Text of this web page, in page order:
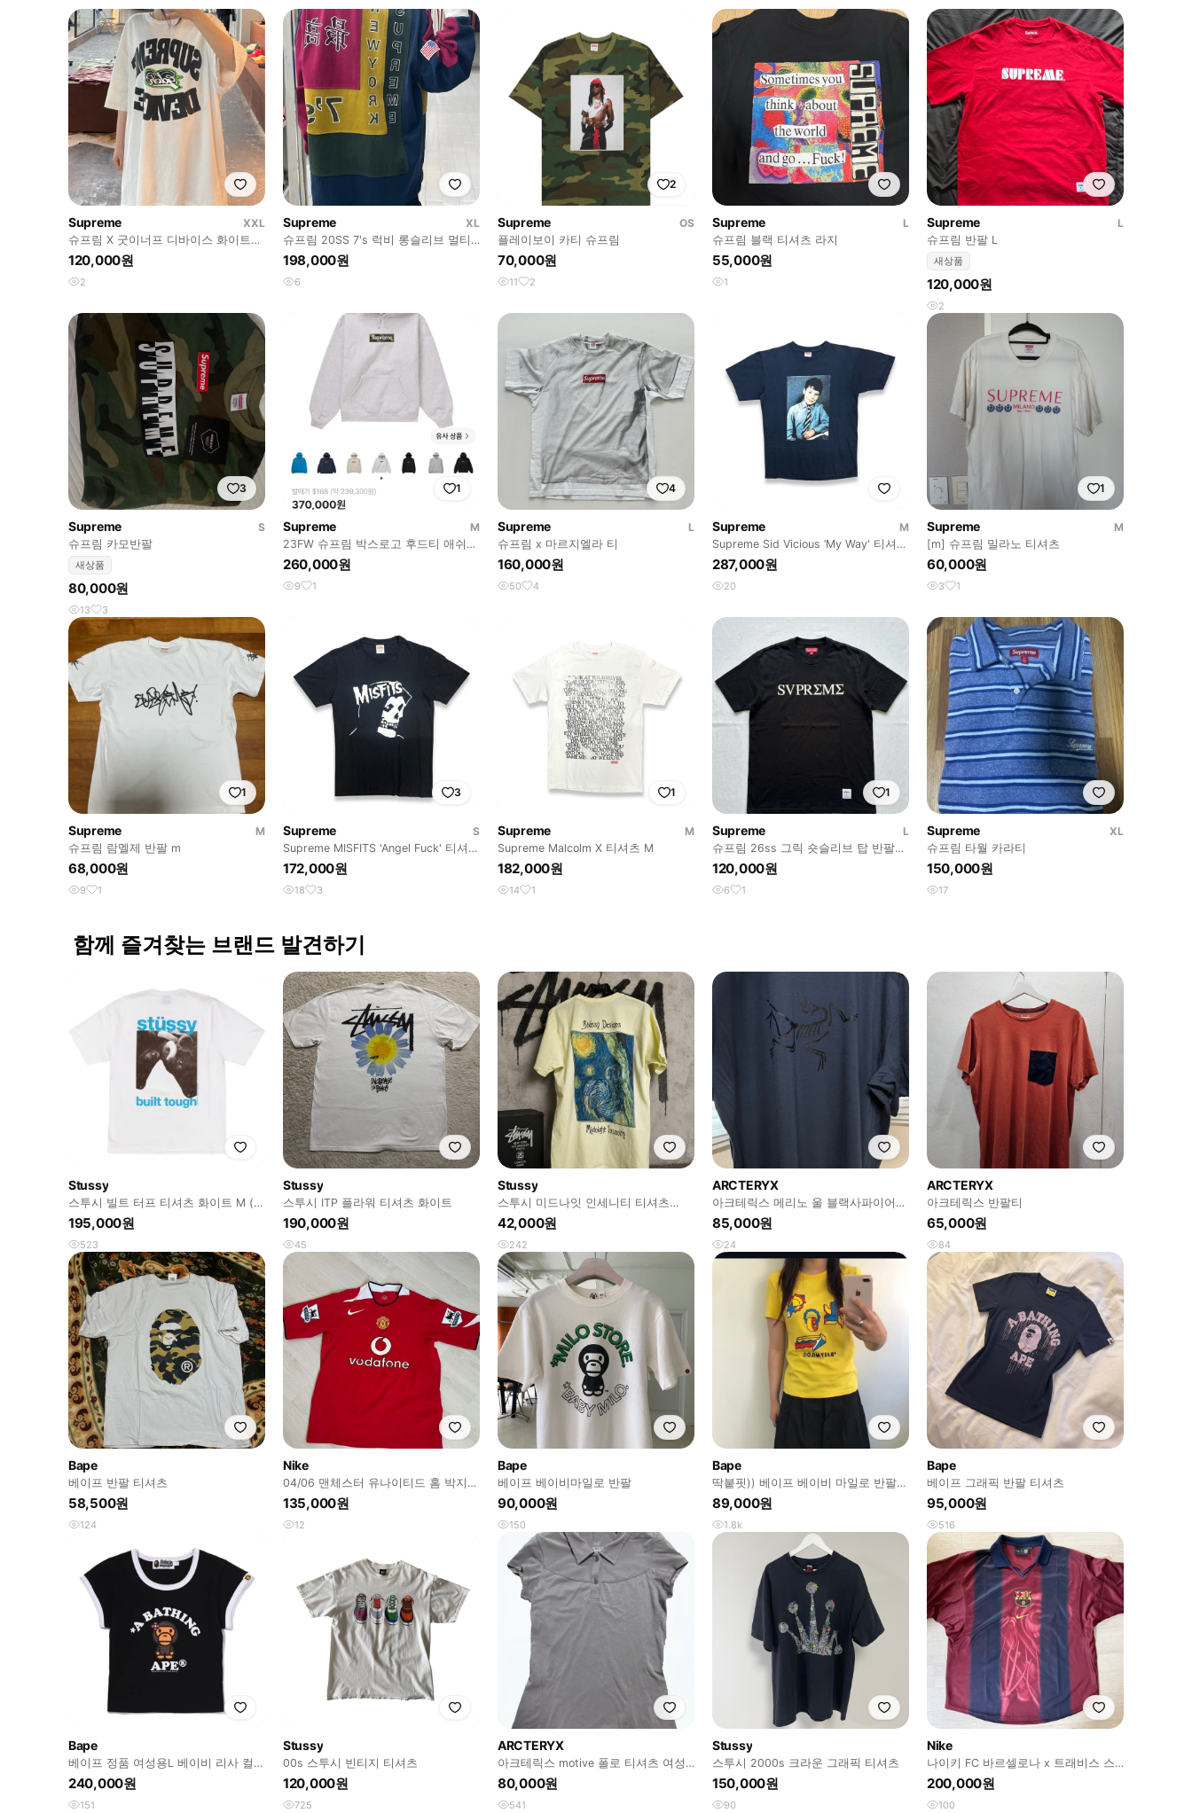
Supreme
XXL
슈프림 X 굿이너프 디바이스 화이트
반팔 H3269
120,000원
2
Supreme
XL
슈프림 20SS 7's 럭비 롱슬리브 멀티
컬러 카라티 카디널
198,000원
6
2
Supreme
OS
플레이보이 카티 슈프림
70,000원
11 2
Supreme
L
슈프림 블랙 티셔츠 라지
55,000원
1
Supreme
L
슈프림 반팔 L
새상품
120,000원
2
3
Supreme
S
슈프림 카모반팔
새상품
80,000원
13 3
1
Supreme
M
23FW 슈프림 박스로고 후드티 애쉬
그레이 M
260,000원
9 1
4
Supreme
L
슈프림 x 마르지엘라 티
160,000원
50 4
Supreme
M
Supreme Sid Vicious ‘My Way' 티셔츠
M
287,000원
20
1
Supreme
M
[m] 슈프림 밀라노 티셔츠
60,000원
3 1
1
Supreme
M
슈프림 람멜제 반팔 m
68,000원
9 1
3
Supreme
S
Supreme MISFITS 'Angel Fuck' 티셔츠
S
172,000원
18 3
1
Supreme
M
Supreme Malcolm X 티셔츠 M
182,000원
14 1
1
Supreme
L
슈프림 26ss 그릭 숏슬리브 탑 반팔
티셔츠 헤더 블랙 L
120,000원
6 1
Supreme
XL
슈프림 타월 카라티
150,000원
17
함께 즐겨찾는 브랜드 발견하기
Stussy
스투시 빌트 터프 티셔츠 화이트 M (새
상품)
195,000원
523
Stussy
스투시 ITP 플라워 티셔츠 화이트
190,000원
45
Stussy
스투시 미드나잇 인세니티 티셔츠
(Pale Yellow / M)
42,000원
242
ARCTERYX
아크테릭스 메리노 울 블랙사파이어
XXL
85,000원
24
ARCTERYX
아크테릭스 반팔티
65,000원
84
Bape
베이프 반팔 티셔츠
58,500원
124
Nike
04/06 맨체스터 유나이티드 홈 박지성
데뷔시즌 유니폼
135,000원
12
Bape
베이프 베이비마일로 반팔
90,000원
150
Bape
딱붙핏)) 베이프 베이비 마일로 반팔
티셔츠
89,000원
1.8k
Bape
베이프 그래픽 반팔 티셔츠
95,000원
516
Bape
베이프 정품 여성용L 베이비 리사 컬리
지 크롭티 마일로
240,000원
151
Stussy
00s 스투시 빈티지 티셔츠
120,000원
725
ARCTERYX
아크테릭스 motive 폴로 티셔츠 여성
xs
80,000원
541
Stussy
스투시 2000s 크라운 그래픽 티셔츠
150,000원
90
Nike
나이키 FC 바르셀로나 x 트래비스 스
캇 레트로 2000/01 홈 스켈레
200,000원
100